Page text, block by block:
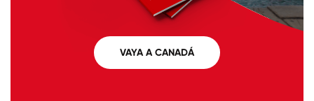
VAYA A CANADÁ